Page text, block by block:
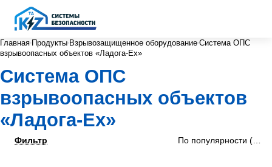
Главная Продукты Взрывозащищенное оборудование Система ОПС
взрывоопасных объектов «Ладога-Ex»
Система ОПС
взрывоопасных объектов
«Ладога-Ex»
Фильтр По популярности